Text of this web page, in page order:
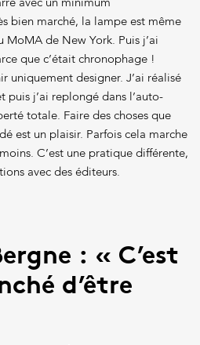
avec un minimum
bien marché, la lampe est même
de New York. Puis j’ai
que c’était chronophage !
uniquement designer. J’ai réalisé
puis j’ai replongé dans l’auto-
totale. Faire des choses que
est un plaisir. Parfois cela marche
C’est une pratique différente,
avec des éditeurs.
: « C’est
d’être